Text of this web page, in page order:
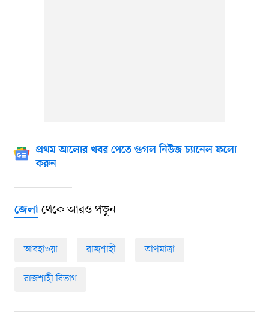
প্রথম আলোর খবর পেতে গুগল নিউজ চ্যানেল ফলো
করুন
জেলাথেকে আরও পড়ুন
আবহাওয়া রাজশাহী তাপমাত্রা
রাজশাহী বিভাগ